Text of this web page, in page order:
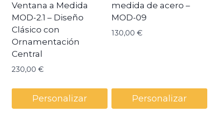
Ventana a Medida
MOD-2.1 – Diseño
Clásico con
Ornamentación
Central
230,00 €
Personalizar
medida de acero –
MOD-09
130,00 €
Personalizar